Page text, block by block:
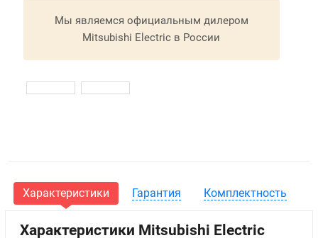
Мы являемся официальным дилером
Mitsubishi Electric в России
Характеристики Гарантия Комплектность
Характеристики Mitsubishi Electric